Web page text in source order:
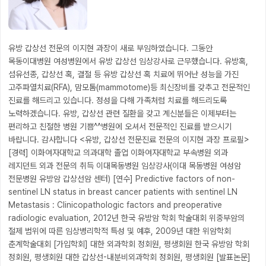
유방 갑상선 전문의 이지현 과장이 새로 부임하였습니다. 그동안
목동이대병원 여성병원에서 유방 갑상선 임상강사로 근무했습니다. 유방혹,
섬유선종, 갑상선 혹, 결절 등 유방 갑상선 혹 치료에 뛰어난 성능을 가진
고주파열치료(RFA), 맘모톰(mammotome)등 최신장비를 갖추고 전문적인
진료를 해드리고 있습니다. 정성을 다해 가족처럼 치료를 해드리도록
노력하겠습니다. 유방, 갑상선 관련 질환을 갖고 계신분들은 이제부터는
편리하고 친절한 병원 기쁨^^병원에 오셔서 전문적인 진료를 받으시기
바랍니다. 감사합니다 <유방, 갑상선 전문진료 전문의 이지현 과장 프로필>
[경력] 이화여자대학교 의과대학 졸업 이화여자대학교 부속병원 외과
레지던트 외과 전문의 취득 이대목동병원 임상강사(이대 목동병원 여성암
전문병원 유방암 갑상선암 센터) [연수] Predictive factors of non-
sentinel LN status in breast cancer patients with sentinel LN
Metastasis : Clinicopathologic factors and preoperative
radiologic evaluation, 2012년 한국 유방암 학회 학술대회 위중부암의
절제 범위에 따른 임상병리학적 특성 및 예후, 2009년 대한 위암학회
춘계학술대회
[가입학회] 대한 외과학회 정회원, 평생회원 한국 유방암 학회
정회원, 평생회원 대한 갑상선-내분비외과학회 정회원, 평생회원 [발표논문]